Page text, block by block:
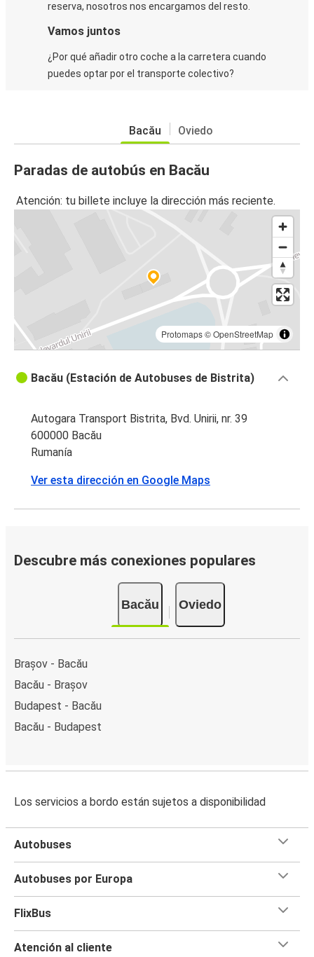
reserva, nosotros nos encargamos del resto.
Vamos juntos
¿Por qué añadir otro coche a la carretera cuando
puedes optar por el transporte colectivo?
Bacău Oviedo
Paradas de autobús en Bacău
Atención: tu billete incluye la dirección más reciente.
Protomaps©OpenStreetMap
Bacău (Estación de Autobuses de Bistrita)
Autogara Transport Bistrita, Bvd. Unirii, nr. 39
600000 Bacău
Rumanía
Ver esta dirección en Google Maps
Descubre más conexiones populares
Bacău Oviedo
Brașov - Bacău
Bacău - Brașov
Budapest - Bacău
Bacău - Budapest
Los servicios a bordo están sujetos a disponibilidad
Autobuses
Autobuses por Europa
FlixBus
Atención al cliente